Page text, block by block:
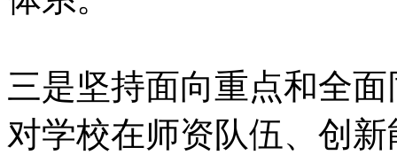
三是坚持面向重点和全
对学校在师资队伍、创